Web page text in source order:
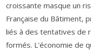
croissante masque un
Française du Bâtiment,
liés à des tentatives de
formés. L'économie de